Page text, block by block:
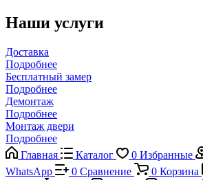
Наши услуги
Доставка
Подробнее
Бесплатный замер
Подробнее
Демонтаж
Подробнее
Монтаж двери
Подробнее
Главная
Каталог 0 Избранные
WhatsApp
0 Сравнение 0 Корзина